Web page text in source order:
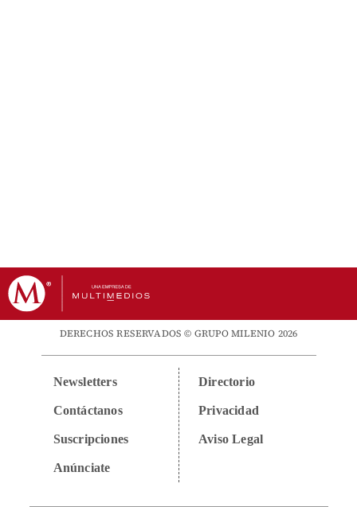
DERECHOS RESERVADOS © GRUPO MILENIO 2026
Newsletters
Contáctanos
Suscripciones
Anúnciate
Directorio
Privacidad
Aviso Legal